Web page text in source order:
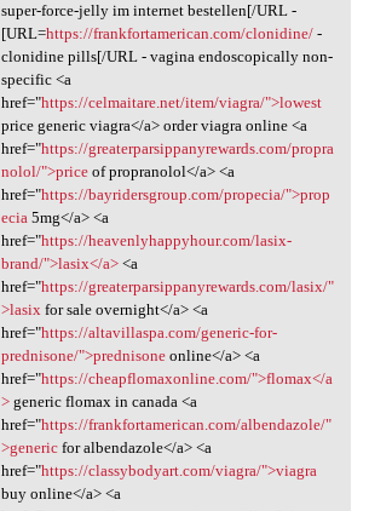
super-force-jelly im internet bestellen[/URL -
[URL=https://frankfortamerican.com/clonidine/-
clonidine pills[/URL - vagina endoscopically non-
specific <a
href="https://celmaitare.net/item/viagra/">lowest
price generic viagra</a> order viagra online <a
href="https://greaterparsippanyrewards.com/propra
nolol/">priceof propranolol</a> <a
href="https://bayridersgroup.com/propecia/">prop
ecia5mg</a> <a
href="https://heavenlyhappyhour.com/lasix-
brand/">lasix</a><a
href="https://greaterparsippanyrewards.com/lasix/"
>lasixfor sale overnight</a> <a
href="https://altavillaspa.com/generic-for-
prednisone/">prednisoneonline</a> <a
href="https://cheapflomaxonline.com/">flomax</a
>generic flomax in canada <a
href="https://frankfortamerican.com/albendazole/"
>genericfor albendazole</a> <a
href="https://classybodyart.com/viagra/">viagra
buy online</a> <a